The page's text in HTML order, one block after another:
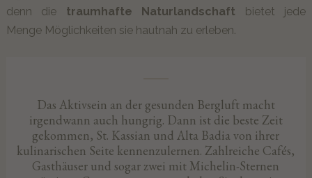
denn die traumhafte Naturlandschaft bietet jede
Menge Möglichkeiten sie hautnah zu erleben.
Das Aktivsein an der gesunden Bergluft macht
irgendwann auch hungrig. Dann ist die beste Zeit
gekommen, St. Kassian und Alta Badia von ihrer
kulinarischen Seite kennenzulernen. Zahlreiche Cafés,
Gasthäuser und sogar zwei mit Michelin-Sternen